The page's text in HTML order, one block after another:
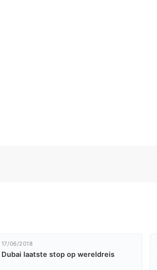
17/06/2018
Dubai laatste stop op wereldreis